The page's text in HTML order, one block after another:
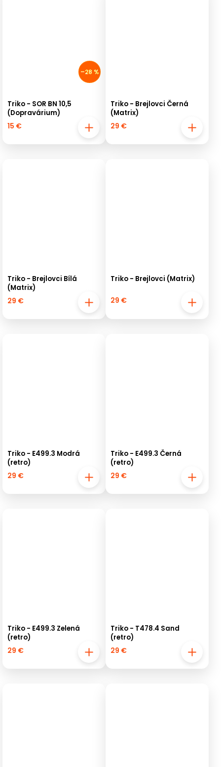
–28 %
Triko - SOR BN 10,5
(Dopravárium)
15 €
Triko - Brejlovci Černá
(Matrix)
29 €
Triko - Brejlovci Bílá
(Matrix)
29 €
Triko - Brejlovci (Matrix)
29 €
Triko - E499.3 Modrá
(retro)
29 €
Triko - E499.3 Černá
(retro)
29 €
Triko - E499.3 Zelená
(retro)
29 €
Triko - T478.4 Sand
(retro)
29 €